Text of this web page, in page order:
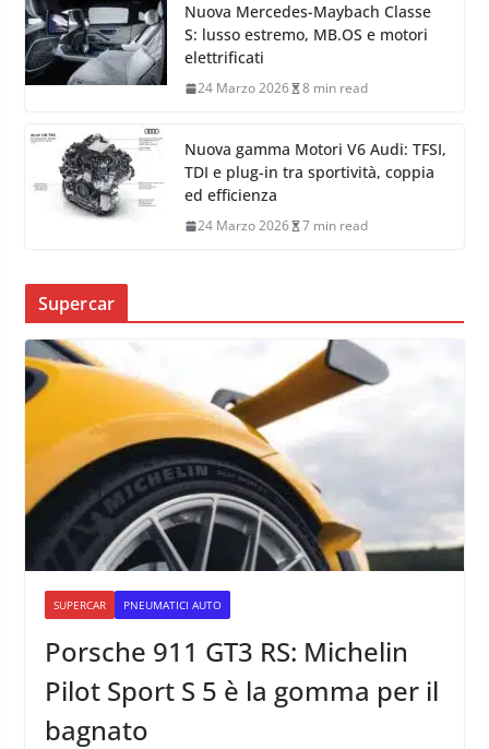
Nuova Mercedes-Maybach Classe
S: lusso estremo, MB.OS e motori
elettrificati
24 Marzo 2026 8 min read
Nuova gamma Motori V6 Audi: TFSI,
TDI e plug-in tra sportività, coppia
ed efficienza
24 Marzo 2026 7 min read
Supercar
SUPERCAR PNEUMATICI AUTO
Porsche 911 GT3 RS: Michelin
Pilot Sport S 5 è la gomma per il
bagnato